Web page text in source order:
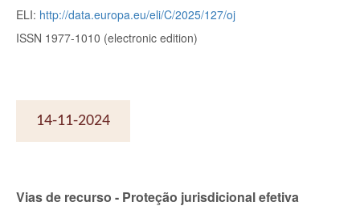
ELI: http://data.europa.eu/eli/C/2025/127/oj
ISSN 1977-1010 (electronic edition)
14-11-2024
Vias de recurso - Proteção jurisdicional efetiva